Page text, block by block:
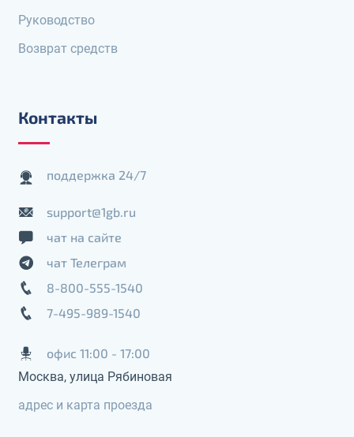
Руководство
Возврат средств
Контакты
поддержка 24/7
support@1gb.ru
чат на сайте
чат Телеграм
8-800-555-1540
7-495-989-1540
офис 11:00 - 17:00
Москва, улица Рябиновая
адрес и карта проезда